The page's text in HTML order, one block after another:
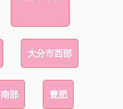
大分市西部
南部 豊肥